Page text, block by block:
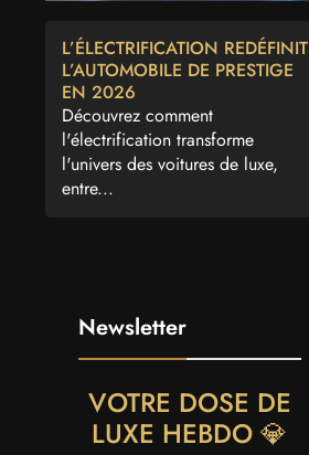
L’ÉLECTRIFICATION REDÉFINIT
L’AUTOMOBILE DE PRESTIGE
EN 2026
Découvrez comment
l'électrification transforme
l'univers des voitures de luxe,
entre...
Newsletter
VOTRE DOSE DE
LUXE HEBDO 💎